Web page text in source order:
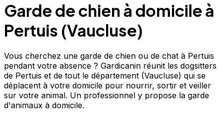
Garde de chien à domicile à
Pertuis (Vaucluse)
Vous cherchez une garde de chien ou de chat à Pertuis
pendant votre absence ? Gardicanin réunit les dogsitters
de Pertuis et de tout le département (Vaucluse) qui se
déplacent à votre domicile pour nourrir, sortir et veiller
sur votre animal. Un professionnel y propose la garde
d'animaux à domicile.